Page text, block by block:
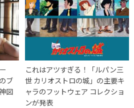
ブ
図
これはアツすぎる！「ルパン三
世 カリオストロの城」の主要キ
ャラのフットウェア コレクショ
ンが発表